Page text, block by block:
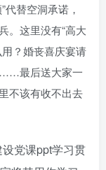
代替空洞承诺，
。这里没有“高大
？婚丧喜庆宴请
……最后送大家一
不该有收不出去
党课ppt学习贯